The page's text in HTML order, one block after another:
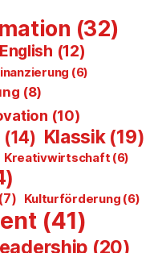
(32)
English (12)
(6)
(8)
(10)
(14) Klassik(19)
Kreativwirtschaft (6)
Kulturförderung (6)
(41)
(20)